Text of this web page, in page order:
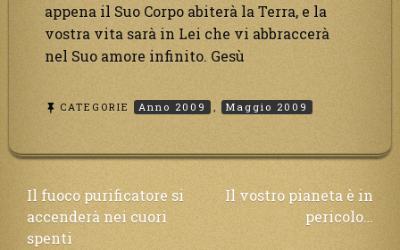
appena il Suo Corpo abiterà la Terra, e la
vostra vita sarà in Lei che vi abbraccerà
nel Suo amore infinito. Gesù
CATEGORIE Anno 2009 , Maggio 2009
Navigazione
articoli
Il fuoco purificatore si
accenderà nei cuori
spenti
Il vostro pianeta è in
pericolo…